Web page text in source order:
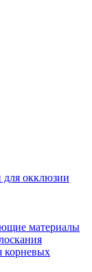
для окклюзии
материалы